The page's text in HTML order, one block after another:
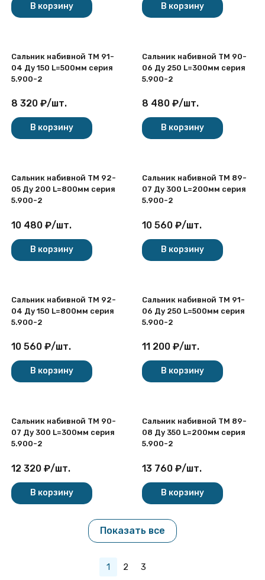
В корзину В корзину
Сальник набивной ТМ 91-
04 Ду 150 L=500мм серия
5.900-2
8 320 ₽/шт.
В корзину
Сальник набивной ТМ 90-
06 Ду 250 L=300мм серия
5.900-2
8 480 ₽/шт.
В корзину
Сальник набивной ТМ 92-
05 Ду 200 L=800мм серия
5.900-2
10 480 ₽/шт.
В корзину
Сальник набивной ТМ 89-
07 Ду 300 L=200мм серия
5.900-2
10 560 ₽/шт.
В корзину
Сальник набивной ТМ 92-
04 Ду 150 L=800мм серия
5.900-2
10 560 ₽/шт.
В корзину
Сальник набивной ТМ 91-
06 Ду 250 L=500мм серия
5.900-2
11 200 ₽/шт.
В корзину
Сальник набивной ТМ 90-
07 Ду 300 L=300мм серия
5.900-2
12 320 ₽/шт.
В корзину
Сальник набивной ТМ 89-
08 Ду 350 L=200мм серия
5.900-2
13 760 ₽/шт.
В корзину
Показать все
1 2 3